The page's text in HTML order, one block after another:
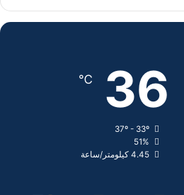
X
ي
د
ن
ن
ا
36
℃
37º - 33º
51%
4.45 كيلومتر/ساعة